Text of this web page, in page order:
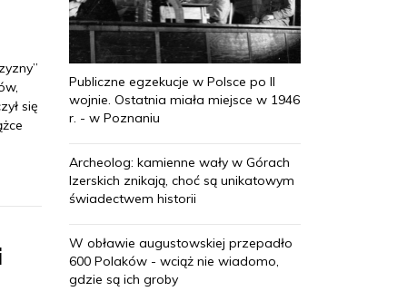
się
Publiczne egzekucje w Polsce po II
wojnie. Ostatnia miała miejsce w 1946
r. - w Poznaniu
Archeolog: kamienne wały w Górach
Izerskich znikają, choć są unikatowym
świadectwem historii
W obławie augustowskiej przepadło
600 Polaków - wciąż nie wiadomo,
gdzie są ich groby